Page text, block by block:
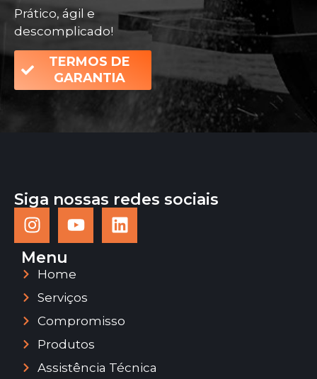
Prático, ágil e
descomplicado!
TERMOS DE
GARANTIA
Siga nossas redes sociais
Menu
Home
Serviços
Compromisso
Produtos
Assistência Técnica